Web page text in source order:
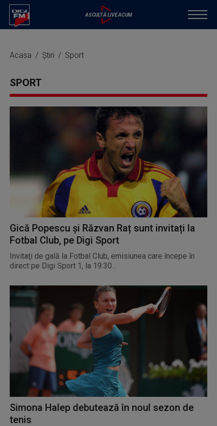
Acasa Știri Sport
SPORT
Gică Popescu și Răzvan Raț sunt invitați la
Fotbal Club, pe Digi Sport
Invitaţi de gală la Fotbal Club, emisiunea care începe în
direct pe Digi Sport 1, la 19:30...
Simona Halep debutează în noul sezon de
tenis